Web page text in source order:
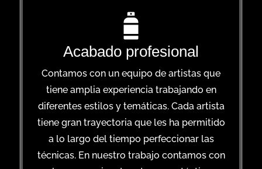
Acabado profesional
Contamos con un equipo de artistas que
tiene amplia experiencia trabajando en
diferentes estilos y temáticas. Cada artista
tiene gran trayectoria que les ha permitido
a lo largo del tiempo perfeccionar las
técnicas. En nuestro trabajo contamos con